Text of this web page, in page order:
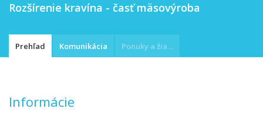
Rozšírenie kravína - časť mäsovýroba
Prehľad Komunikácia Ponuky a žiadosti
Informácie